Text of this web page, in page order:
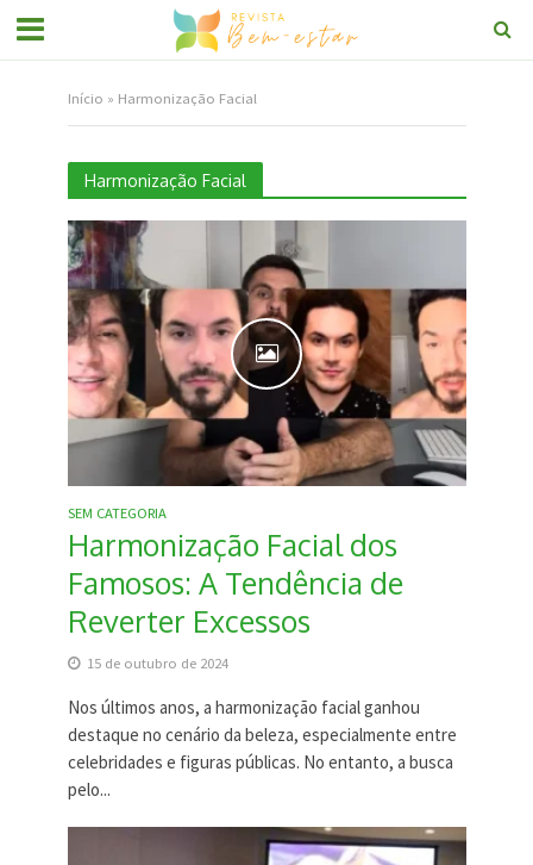
Início » Harmonização Facial
Harmonização Facial
SEM CATEGORIA
Harmonização Facial dos
Famosos: A Tendência de
Reverter Excessos
15 de outubro de 2024
Nos últimos anos, a harmonização facial ganhou
destaque no cenário da beleza, especialmente entre
celebridades e figuras públicas. No entanto, a busca
pelo...